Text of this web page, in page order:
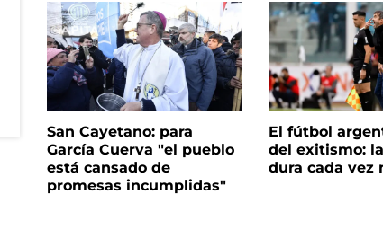
San Cayetano: para
García Cuerva "el pueblo
está cansado de
promesas incumplidas"
El fútbol
del exitismo:
dura cada vez